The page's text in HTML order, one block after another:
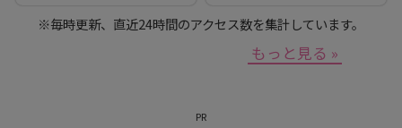
※毎時更新、直近24時間のアクセス数を集計しています。
もっと見る »
PR